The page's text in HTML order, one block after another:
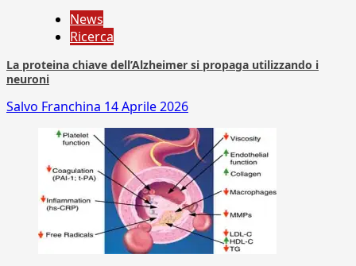
News
Ricerca
La proteina chiave dell’Alzheimer si propaga utilizzando i
neuroni
Salvo Franchina 14 Aprile 2026